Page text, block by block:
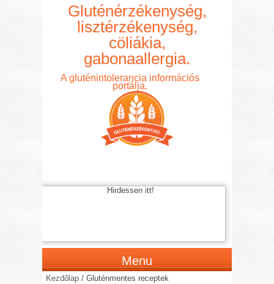
Gluténérzékenység,
lisztérzékenység,
cöliákia,
gabonaallergia.
A gluténintolerancia információs
portálja.
Hirdessen itt!
Menu
Kezdőlap /Gluténmentes receptek